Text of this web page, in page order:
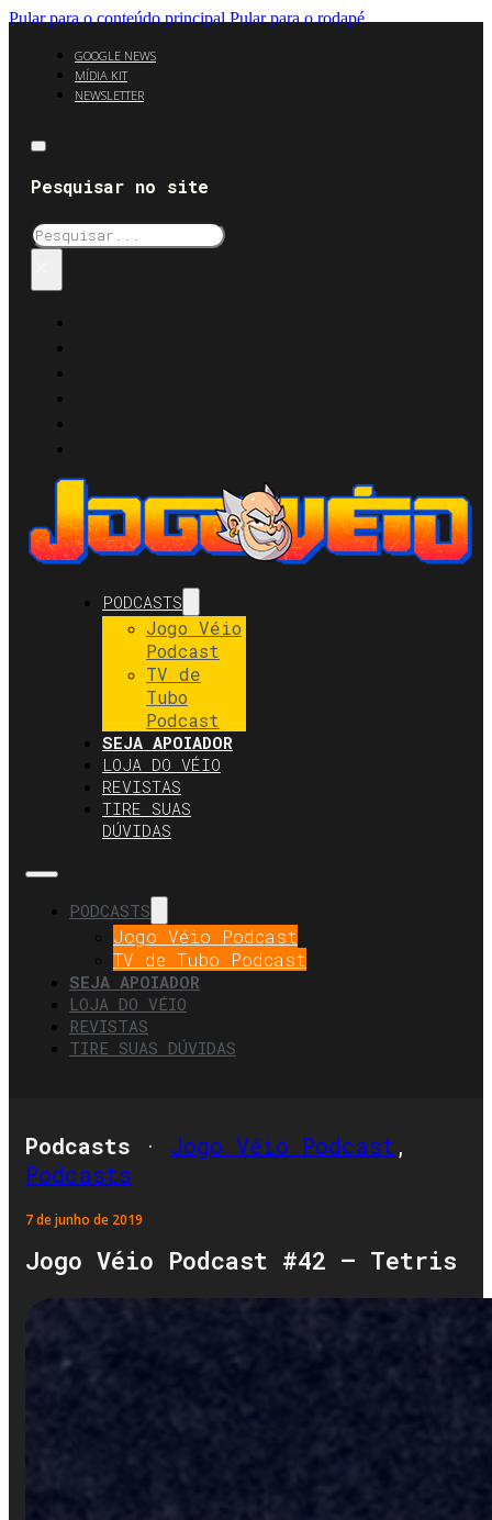
Pular para o conteúdo principal Pular para o rodapé
GOOGLE NEWS
MÍDIA KIT
NEWSLETTER
Pesquisar no site
Pesquisar
PODCASTS
Jogo Véio
Podcast
TV de
Tubo
Podcast
SEJA APOIADOR
LOJA DO VÉIO
REVISTAS
TIRE SUAS
DÚVIDAS
PODCASTS
Jogo Véio Podcast
TV de Tubo Podcast
SEJA APOIADOR
LOJA DO VÉIO
REVISTAS
TIRE SUAS DÚVIDAS
Podcasts · Jogo Véio Podcast,
Podcasts
7 de junho de 2019
Jogo Véio Podcast #42 – Tetris